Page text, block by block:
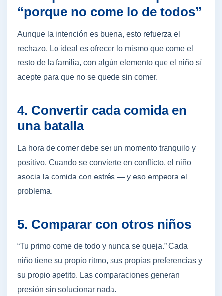
“porque no come lo de todos”
Aunque la intención es buena, esto refuerza el
rechazo. Lo ideal es ofrecer lo mismo que come el
resto de la familia, con algún elemento que el niño sí
acepte para que no se quede sin comer.
4. Convertir cada comida en
una batalla
La hora de comer debe ser un momento tranquilo y
positivo. Cuando se convierte en conflicto, el niño
asocia la comida con estrés — y eso empeora el
problema.
5. Comparar con otros niños
“Tu primo come de todo y nunca se queja.” Cada
niño tiene su propio ritmo, sus propias preferencias y
su propio apetito. Las comparaciones generan
presión sin solucionar nada.